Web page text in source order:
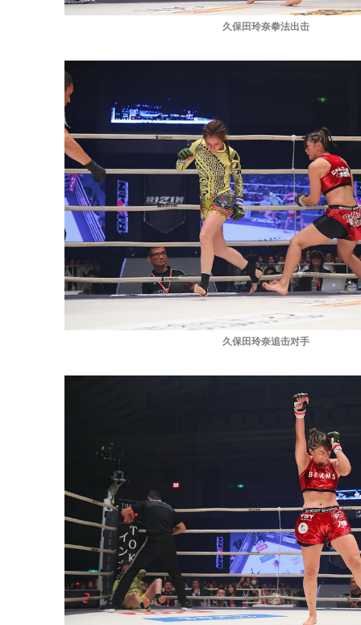
久保田玲奈拳法出击
久保田玲奈追击对手